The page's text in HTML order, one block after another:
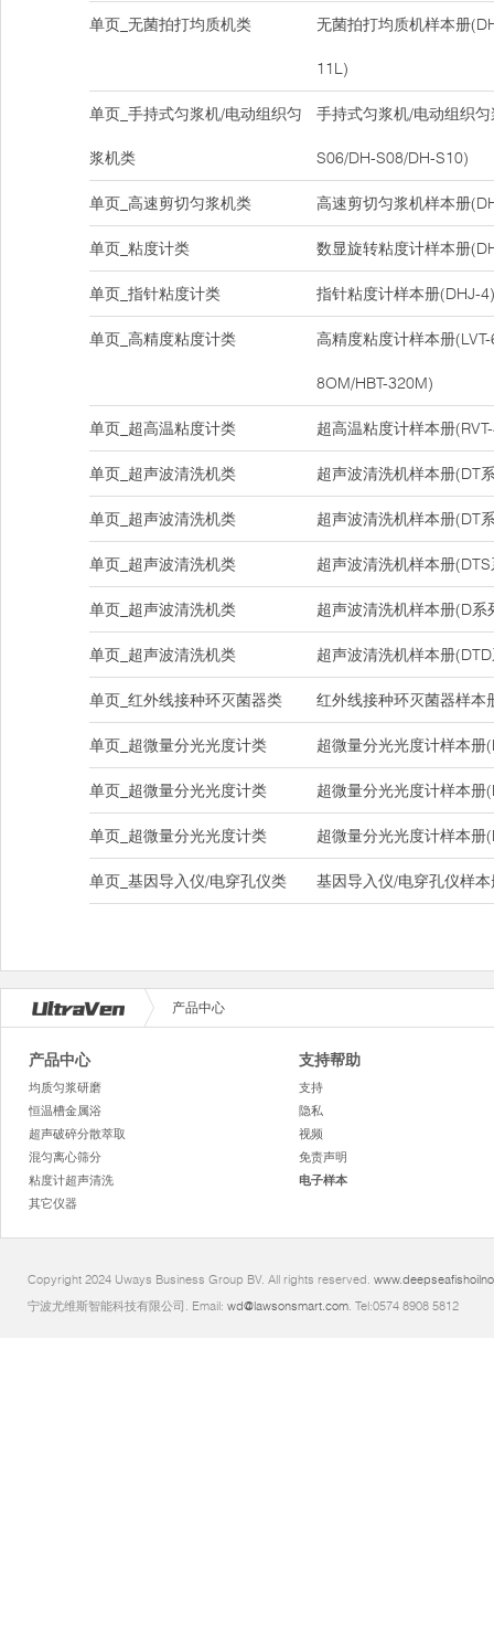
单页_无菌拍打均质机类 无菌拍打均质机样本册
11L)
单页_手持式匀浆机/电动组织匀
浆机类
手持式匀浆机/电动组织
S06/DH-S08/DH-S10)
单页_高速剪切匀浆机类 高速剪切匀浆机样本册
单页_粘度计类 数显旋转粘度计样本册
单页_指针粘度计类 指针粘度计样本册(DHJ-4)
单页_高精度粘度计类 高精度粘度计样本册
8OM/HBT-320M)
单页_超高温粘度计类 超高温粘度计样本册
单页_超声波清洗机类 超声波清洗机样本册(DT
单页_超声波清洗机类 超声波清洗机样本册(DT
单页_超声波清洗机类 超声波清洗机样本册
单页_超声波清洗机类 超声波清洗机样本册(D系
单页_超声波清洗机类 超声波清洗机样本册
单页_红外线接种环灭菌器类 红外线接种环灭菌器样本
单页_超微量分光光度计类 超微量分光光度计样本册
单页_超微量分光光度计类 超微量分光光度计样本册
单页_超微量分光光度计类 超微量分光光度计样本册
单页_基因导入仪/电穿孔仪类 基因导入仪/电穿孔仪样
产品中心
产品中心
均质匀浆研磨
恒温槽金属浴
超声破碎分散萃取
混匀离心筛分
粘度计超声清洗
其它仪器
支持帮助
支持
隐私
视频
免责声明
电子样本
Copyright 2024 Uways Business Group BV. All rights reserved.
宁波尤维斯智能科技有限公司. Email: wd@lawsonsmart.com. Tel:0574 8908 5812